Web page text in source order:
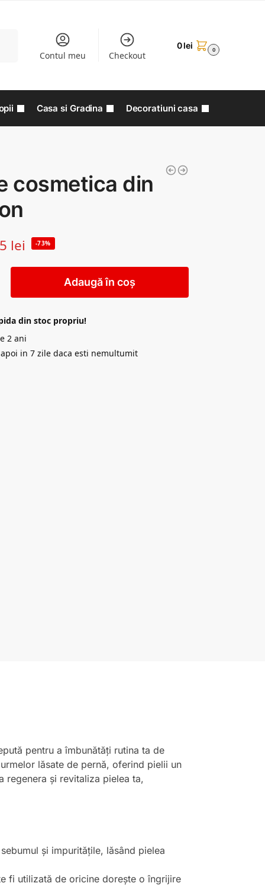
Contul meu Checkout
0lei 0
Casa si Gradina Decoratiuni casa
cosmetica din
lei -73%
Adaugă în coș
din stoc propriu!
2 ani
in 7 zile daca esti nemultumit
pentru a îmbunătăți rutina ta de
lăsate de pernă, oferind pielii un
regenera și revitaliza pielea ta,
și impuritățile, lăsând pielea
fi utilizată de oricine dorește o îngrijire